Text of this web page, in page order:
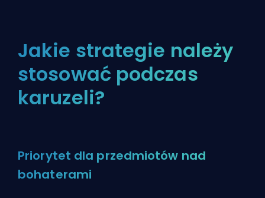
Jakie strategie należy
stosować podczas
karuzeli?
Priorytet dla przedmiotów nad
bohaterami